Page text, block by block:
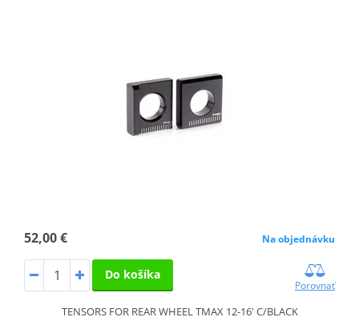
52,00 € Na objednávku
Do košíka
Porovnať
TENSORS FOR REAR WHEEL TMAX 12-16' C/BLACK